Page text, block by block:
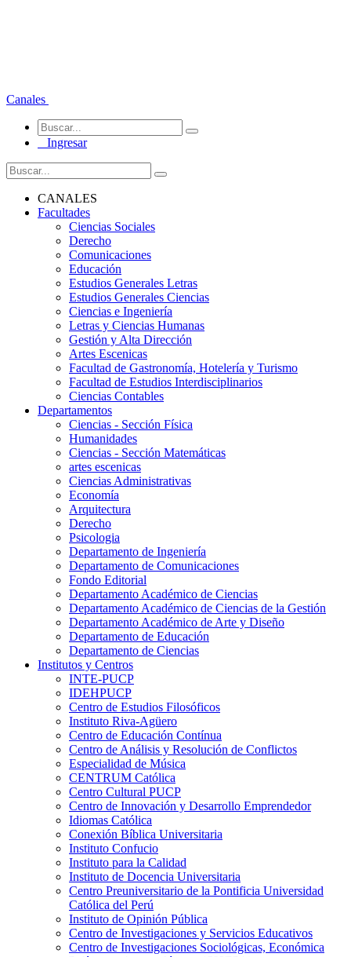
Canales
Ingresar
CANALES
Facultades
Ciencias Sociales
Derecho
Comunicaciones
Educación
Estudios Generales Letras
Estudios Generales Ciencias
Ciencias e Ingeniería
Letras y Ciencias Humanas
Gestión y Alta Dirección
Artes Escenicas
Facultad de Gastronomía, Hotelería y Turismo
Facultad de Estudios Interdisciplinarios
Ciencias Contables
Departamentos
Ciencias - Sección Física
Humanidades
Ciencias - Sección Matemáticas
artes escenicas
Ciencias Administrativas
Economía
Arquitectura
Derecho
Psicologia
Departamento de Ingeniería
Departamento de Comunicaciones
Fondo Editorial
Departamento Académico de Ciencias
Departamento Académico de Ciencias de la Gestión
Departamento Académico de Arte y Diseño
Departamento de Educación
Departamento de Ciencias
Institutos y Centros
INTE-PUCP
IDEHPUCP
Centro de Estudios Filosóficos
Instituto Riva-Agüero
Centro de Educación Contínua
Centro de Análisis y Resolución de Conflictos
Especialidad de Música
CENTRUM Católica
Centro Cultural PUCP
Centro de Innovación y Desarrollo Emprendedor
Idiomas Católica
Conexión Bíblica Universitaria
Instituto Confucio
Instituto para la Calidad
Instituto de Docencia Universitaria
Centro Preuniversitario de la Pontificia Universidad
Católica del Perú
Instituto de Opinión Pública
Centro de Investigaciones y Servicios Educativos
Centro de Investigaciones Sociológicas, Económica